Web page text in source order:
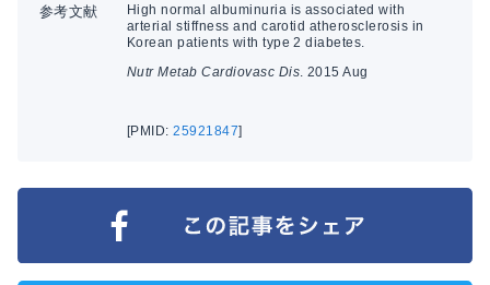
参考文献
High normal albuminuria is associated with
arterial stiffness and carotid atherosclerosis in
Korean patients with type 2 diabetes.
Nutr Metab Cardiovasc Dis . 2015 Aug
[PMID:25921847]